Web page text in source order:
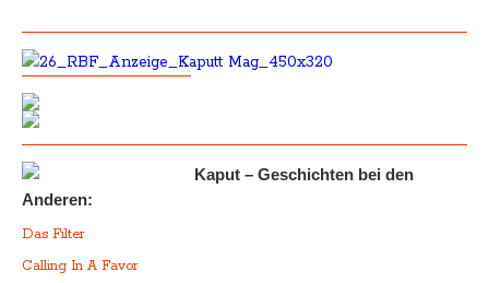
Kaput – Geschichten bei den
Anderen:
Das Filter
Calling In A Favor